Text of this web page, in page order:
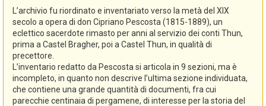
L’archivio fu riordinato e inventariato verso la metà del XIX
secolo a opera di don Cipriano Pescosta (1815-1889), un
eclettico sacerdote rimasto per anni al servizio dei conti Thun,
prima a Castel Bragher, poi a Castel Thun, in qualità di
precettore.
L’inventario redatto da Pescosta si articola in 9 sezioni, ma è
incompleto, in quanto non descrive l’ultima sezione individuata,
che contiene una grande quantità di documenti, fra cui
parecchie centinaia di pergamene, di interesse per la storia del